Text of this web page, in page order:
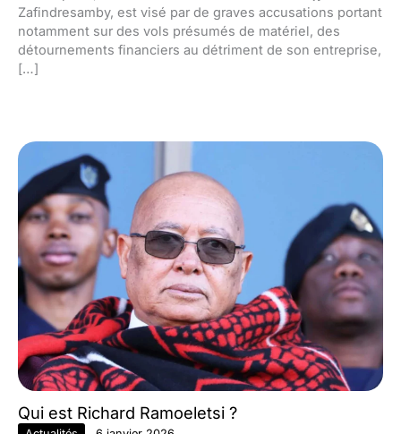
Zafindresamby, est visé par de graves accusations portant
notamment sur des vols présumés de matériel, des
détournements financiers au détriment de son entreprise,
[…]
Qui est Richard Ramoeletsi ?